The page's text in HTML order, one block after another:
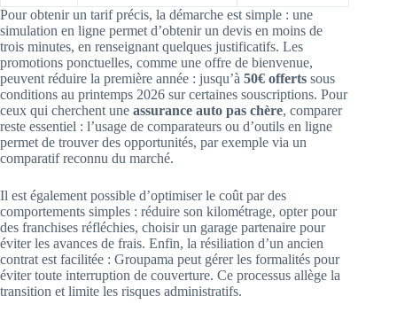
Pour obtenir un tarif précis, la démarche est simple : une
simulation en ligne permet d’obtenir un devis en moins de
trois minutes, en renseignant quelques justificatifs. Les
promotions ponctuelles, comme une offre de bienvenue,
peuvent réduire la première année : jusqu’à 50€ offerts sous
conditions au printemps 2026 sur certaines souscriptions. Pour
ceux qui cherchent une assurance auto pas chère, comparer
reste essentiel : l’usage de comparateurs ou d’outils en ligne
permet de trouver des opportunités, par exemple via un
comparatif reconnu du marché.
Il est également possible d’optimiser le coût par des
comportements simples : réduire son kilométrage, opter pour
des franchises réfléchies, choisir un garage partenaire pour
éviter les avances de frais. Enfin, la résiliation d’un ancien
contrat est facilitée : Groupama peut gérer les formalités pour
éviter toute interruption de couverture. Ce processus allège la
transition et limite les risques administratifs.